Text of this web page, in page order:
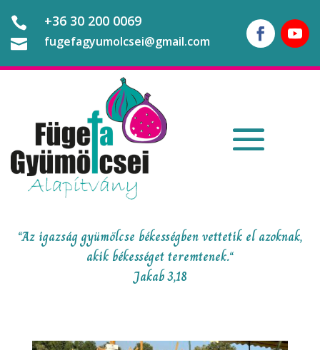
 +36 30 200 0069
 fugefagyumolcsei@gmail.com
“Az igazság gyümölcse békességben vettetik el azoknak,
akik békességet teremtenek.“
Jakab 3,18